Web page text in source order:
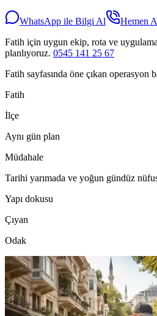
WhatsApp ile Bilgi Al
Hemen
Fatih için uygun ekip, rota ve uygulama
planlıyoruz. 0545 141 25 67
Fatih sayfasında öne çıkan operasyon
Fatih
İlçe
Aynı gün plan
Müdahale
Tarihi yarımada ve yoğun gündüz
Yapı dokusu
Çıyan
Odak